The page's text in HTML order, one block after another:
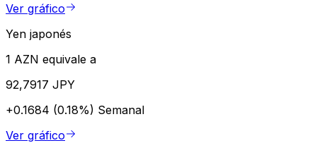
Ver gráfico
Yen japonés
1 AZN equivale a
92,7917 JPY
+0.1684 (0.18%) Semanal
Ver gráfico